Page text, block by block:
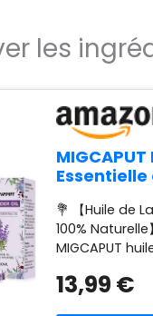
les
MIGCAPUT
Essentielle
Huile
100%
pour
Huile de
💐 【Huile de
100%
MIGCAPUT
est fabriquée
13,99 €